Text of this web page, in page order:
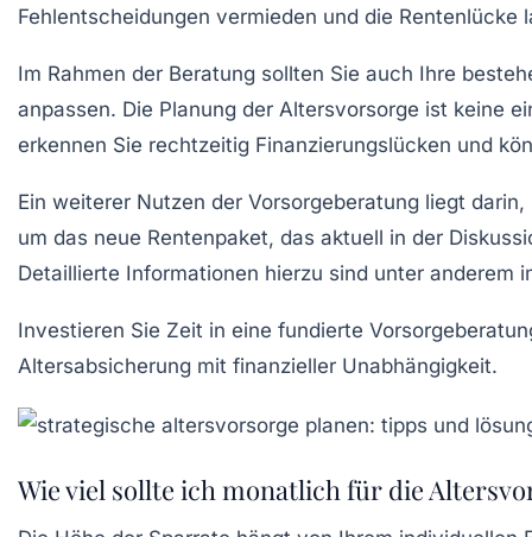
Fehlentscheidungen vermieden und die
Im Rahmen der Beratung sollten Sie auch Ihre
anpassen. Die Planung der Altersvorsorge ist keine
erkennen Sie rechtzeitig Finanzierungslücken und
Ein weiterer Nutzen der Vorsorgeberatung liegt
um das neue Rentenpaket, das aktuell in der
Detaillierte Informationen hierzu sind unter anderem
Investieren Sie Zeit in eine fundierte
Altersabsicherung mit finanzieller Unabhängigkeit.
Wie viel sollte ich monatlich für die